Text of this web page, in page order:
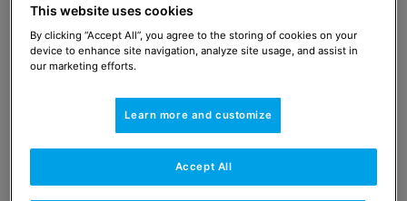
Systèmes solaires
TDE
This website uses cookies
By clicking “Accept All”, you agree to the storing of cookies on your
device to enhance site navigation, analyze site usage, and assist in
our marketing efforts.
Learn more and customize
Accept All